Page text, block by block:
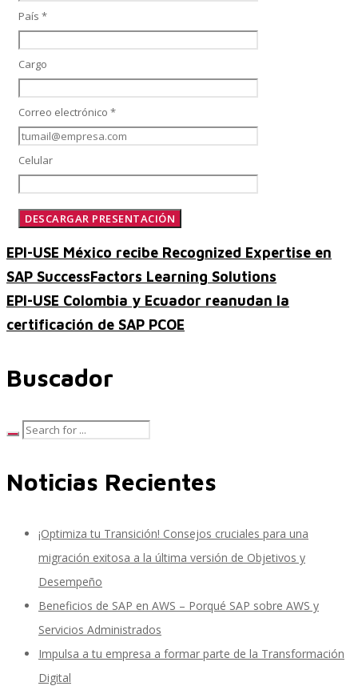
Recruiting and Onboarding
SAP SuccessFactors Training Education
Soporte SuccessFactors
SAP Time & Attendance by Workforce Software
País *
Cargo
Correo electrónico *
Celular
EPI-USE México recibe Recognized Expertise en
SAP SuccessFactors Learning Solutions
EPI-USE Colombia y Ecuador reanudan la
certificación de SAP PCOE
Buscador
Noticias Recientes
¡Optimiza tu Transición! Consejos cruciales para una
migración exitosa a la última versión de Objetivos y
Desempeño
Beneficios de SAP en AWS – Porqué SAP sobre AWS y
Servicios Administrados
Impulsa a tu empresa a formar parte de la Transformación
Digital